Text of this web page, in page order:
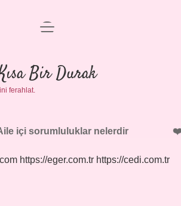
Anasayfa
Gizlilik Politikası
Yasal Uyarı
menüyü
Bir Durak
ferahlat.
içi sorumluluklar nelerdir
https://eger.com.tr https://cedi.com.tr